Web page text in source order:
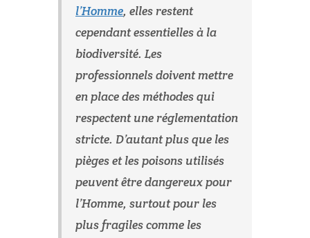
l’Homme, elles restent
cependant essentielles à la
biodiversité. Les
professionnels doivent mettre
en place des méthodes qui
respectent une réglementation
stricte. D’autant plus que les
pièges et les poisons utilisés
peuvent être dangereux pour
l’Homme, surtout pour les
plus fragiles comme les